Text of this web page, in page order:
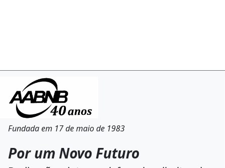
Fundada em 17 de maio de 1983
Por um Novo Futuro